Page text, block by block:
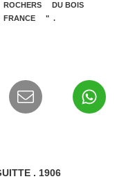
DU BOIS
FRANCE " .
ALBERT SARRAUT . ET ANDRE BEAUGUITTE . 1906